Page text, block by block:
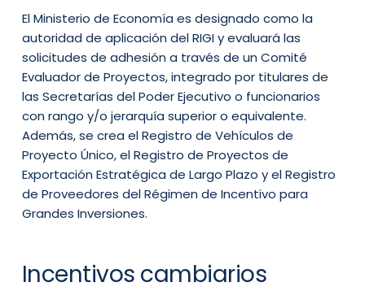
El Ministerio de Economía es designado como la
autoridad de aplicación del RIGI y evaluará las
solicitudes de adhesión a través de un Comité
Evaluador de Proyectos, integrado por titulares de
las Secretarías del Poder Ejecutivo o funcionarios
con rango y/o jerarquía superior o equivalente.
Además, se crea el Registro de Vehículos de
Proyecto Único, el Registro de Proyectos de
Exportación Estratégica de Largo Plazo y el Registro
de Proveedores del Régimen de Incentivo para
Grandes Inversiones.
Incentivos cambiarios